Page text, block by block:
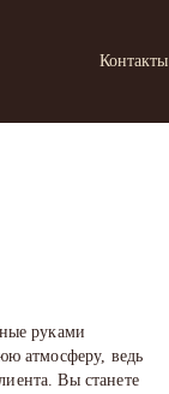
Контакты
руками
атмосферу, ведь
Вы станете